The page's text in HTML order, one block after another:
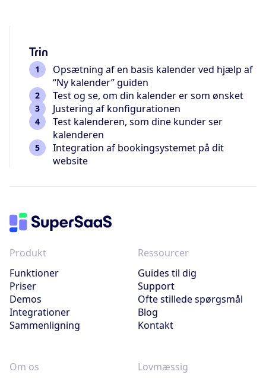
Trin
Opsætning af en basis kalender ved hjælp af
“Ny kalender” guiden
Test og se, om din kalender er som ønsket
Justering af konfigurationen
Test kalenderen, som dine kunder ser
kalenderen
Integration af bookingsystemet på dit
website
Produkt
Funktioner
Priser
Demos
Integrationer
Sammenligning
Ressourcer
Guides til dig
Support
Ofte stillede spørgsmål
Blog
Kontakt
Om os Lovmæssig